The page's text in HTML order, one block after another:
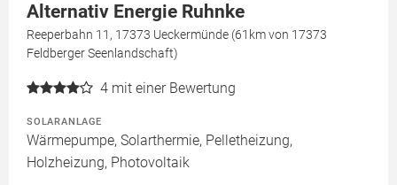
Alternativ Energie Ruhnke
Reeperbahn 11, 17373 Ueckermünde (61km von 17373
Feldberger Seenlandschaft)
4 mit einer Bewertung
SOLARANLAGE
Wärmepumpe, Solarthermie, Pelletheizung,
Holzheizung, Photovoltaik